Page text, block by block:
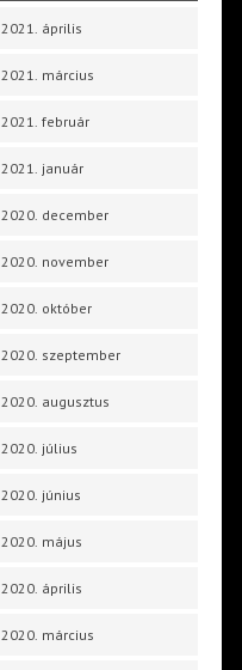
2021. április
2021. március
2021. február
2021. január
2020. december
2020. november
2020. október
2020. szeptember
2020. augusztus
2020. július
2020. június
2020. május
2020. április
2020. március